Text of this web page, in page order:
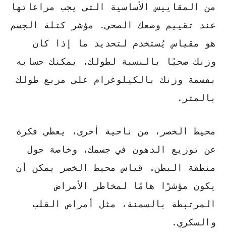
من المقاييس الأساسية التي يجب مراعاتها
عند تقييم وضعك الصحي. مؤشر كتلة الجسم
هو مقياس يُستخدم لتحديد ما إذا كان
وزنك صحيًا بالنسبة لطولك. يمكنك حسابه
بقسمة وزنك بالكيلوغرام على مربع طولك
بالمتر.
محيط الخصر، من ناحية أخرى، يعطي فكرة
عن توزيع الدهون في جسمك، وخاصة حول
منطقة البطن. قياس محيط الخصر يمكن أن
يكون مؤشرًا هامًا لمخاطر الأمراض
المرتبطة بالسمنة، مثل أمراض القلب
والسكري.